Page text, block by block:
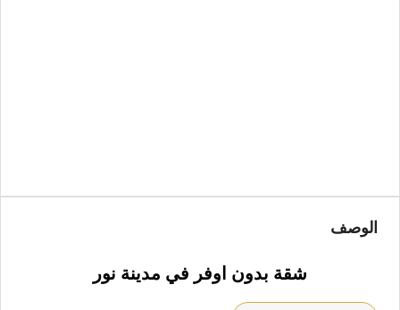
الوصف
شقة بدون اوفر في مدينة نور